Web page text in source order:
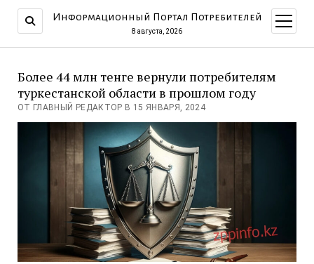
Информационный Портал Потребителей
8 августа, 2026
меню
Более 44 млн тенге вернули потребителям
туркестанской области в прошлом году
ОТ ГЛАВНЫЙ РЕДАКТОР В 15 ЯНВАРЯ, 2024